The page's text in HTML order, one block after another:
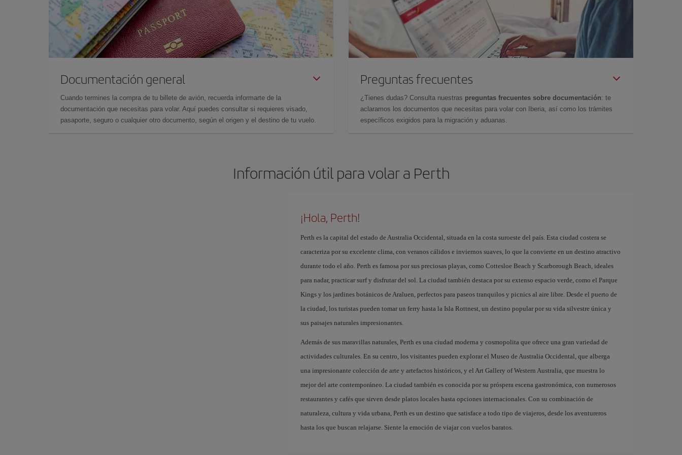
Documentación general
Cuando termines la compra de tu billete de avión, recuerda informarte de la
documentación que necesitas para volar. Aquí puedes consultar si requieres visado,
pasaporte, seguro o cualquier otro documento, según el origen y el destino de tu vuelo.
Preguntas frecuentes
¿Tienes dudas? Consulta nuestras preguntas frecuentes sobre documentación: te
aclaramos los documentos que necesitas para volar con Iberia, así como los trámites
específicos exigidos para la migración y aduanas.
Información útil para volar a Perth
¡Hola, Perth!
Perth es la capital del estado de Australia Occidental, situada en la costa suroeste del país. Esta ciudad costera se
caracteriza por su excelente clima, con veranos cálidos e inviernos suaves, lo que la convierte en un destino atractivo
durante todo el año. Perth es famosa por sus preciosas playas, como Cottesloe Beach y Scarborough Beach, ideales
para nadar, practicar surf y disfrutar del sol. La ciudad también destaca por su extenso espacio verde, como el Parque
Kings y los jardines botánicos de Araluen, perfectos para paseos tranquilos y picnics al aire libre. Desde el puerto de
la ciudad, los turistas pueden tomar un ferry hasta la Isla Rottnest, un destino popular por su vida silvestre única y
sus paisajes naturales impresionantes.
Además de sus maravillas naturales, Perth es una ciudad moderna y cosmopolita que ofrece una gran variedad de
actividades culturales. En su centro, los visitantes pueden explorar el Museo de Australia Occidental, que alberga
una impresionante colección de arte y artefactos históricos, y el Art Gallery of Western Australia, que muestra lo
mejor del arte contemporáneo. La ciudad también es conocida por su próspera escena gastronómica, con numerosos
restaurantes y cafés que sirven desde platos locales hasta opciones internacionales. Con su combinación de
naturaleza, cultura y vida urbana, Perth es un destino que satisface a todo tipo de viajeros, desde los aventureros
hasta los que buscan relajarse. Siente la emoción de viajar con vuelos baratos.